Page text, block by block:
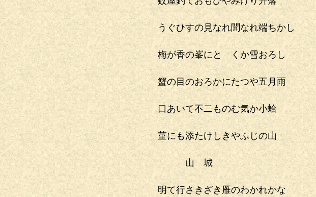
うぐひすの見なれ聞なれ端ちかし
梅が香の峯にとゞくか雪おろし
蟹の目のおろかにたつや五月雨
口あいて不二ものむ気か小蛤
菫にも添たけしきやふじの山
山 城
明て行さきざき雁のわかれかな